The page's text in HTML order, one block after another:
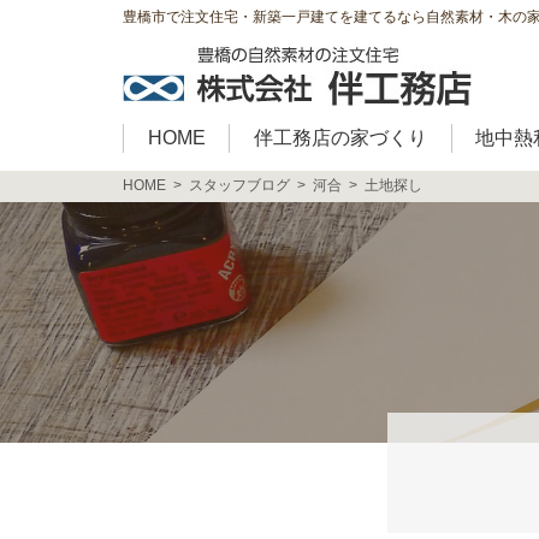
豊橋市で注文住宅・新築一戸建てを建てるなら自然素材・木の
HOME 伴工務店の家づくり 地中熱
HOME スタッフブログ 河合 土地探し